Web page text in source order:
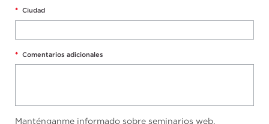
* Ciudad
* Comentarios adicionales
Manténganme informado sobre seminarios web,